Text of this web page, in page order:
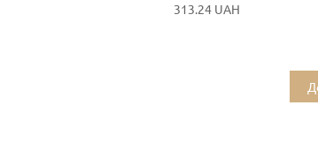
313.24 UAH